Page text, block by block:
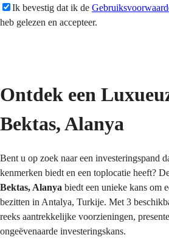
Ik bevestig dat ik de
heb gelezen en accepteer.
Ontdek een
Bektas, Alanya
Bent u op zoek naar een investeringspand
kenmerken biedt en een toplocatie heeft?
Bektas, Alanya biedt een unieke kans om
bezitten in Antalya, Turkije. Met 3
reeks aantrekkelijke voorzieningen,
ongeëvenaarde investeringskans.